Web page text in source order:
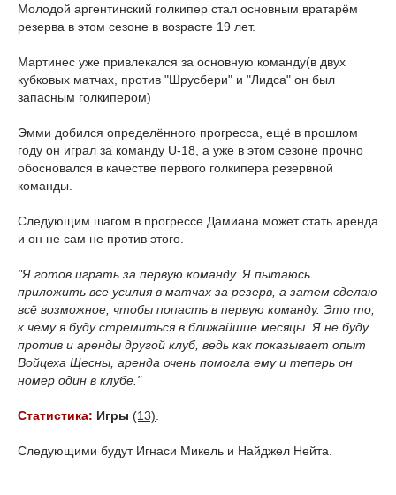
Молодой аргентинский голкипер стал основным вратарём
резерва в этом сезоне в возрасте 19 лет.
Мартинес уже привлекался за основную команду(в двух
кубковых матчах, против "Шрусбери" и "Лидса" он был
запасным голкипером)
Эмми добился определённого прогресса, ещё в прошлом
году он играл за команду U-18, а уже в этом сезоне прочно
обосновался в качестве первого голкипера резервной
команды.
Следующим шагом в прогрессе Дамиана может стать аренда
и он не сам не против этого.
"Я готов играть за первую команду. Я пытаюсь
приложить все усилия в матчах за резерв, а затем сделаю
всё возможное, чтобы попасть в первую команду. Это то,
к чему я буду стремиться в ближайшие месяцы. Я не буду
против и аренды другой клуб, ведь как показывает опыт
Войцеха Щесны, аренда очень помогла ему и теперь он
номер один в клубе."
Статистика: Игры (13)
Следующими будут Игнаси Микель и Найджел Нейта.